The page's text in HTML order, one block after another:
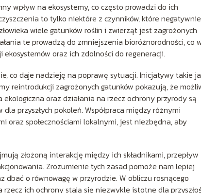
wpływ na ekosystemy, co często prowadzi do ich
to tylko niektóre z czynników, które negatywnie
wiele gatunków roślin i zwierząt jest zagrożonych
te prowadzą do zmniejszenia bioróżnorodności, co
oraz ich zdolności do regeneracji.
co daje nadzieję na poprawę sytuacji. Inicjatywy takie
reintrodukcji zagrożonych gatunków pokazują, że
oraz działania na rzecz ochrony przyrody są
przyszłych pokoleń. Współpraca między różnymi
oraz społecznościami lokalnymi, jest niezbędna, aby
złożoną interakcję między ich składnikami, przepływ
Zrozumienie tych zasad pomoże nam lepiej
o równowagę w przyrodzie. W obliczu rosnącego
rzecz ich ochrony stają się niezwykle istotne dla